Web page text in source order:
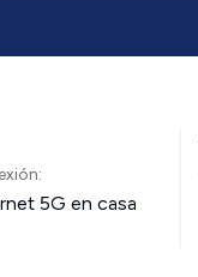
5G en casa